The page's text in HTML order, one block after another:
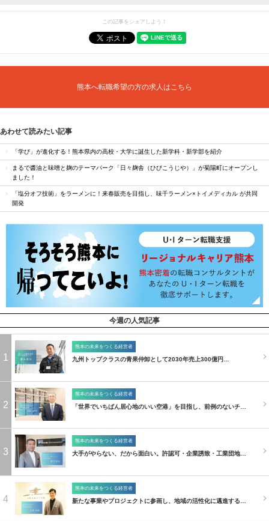
この記事をシェアしよう！
熊本へ転職希望の方の求人はこちら
あわせて読みたい記事
「学び」が進化する！熊本県内の高校・大学に誕生した新学科・新学部を紹介
まるで醬油と味噌と麹のテーマパーク「日々麹舎（ひびこうじや）」が菊陽町にオープンし
ました！
「塩分オフ技術」をラーメンに！来春販売を目指し、味千ラーメン×トイメディカル が共同
開発
今週の人気記事
1
熊本の未来をつくる経営者
九州トップクラスの青果仲卸として2030年売上300億円…
2
熊本の未来をつくる経営者
「世界でいちばん居心地のいい空港」を目指し、前例のないチ…
3
熊本の未来をつくる経営者
大手がやらない、だから面白い。許認可・企業誘致・工業団地…
4
熊本の未来をつくる経営者
新たな事業やプロジェクトに参画し、地域の活性化に邁進する…